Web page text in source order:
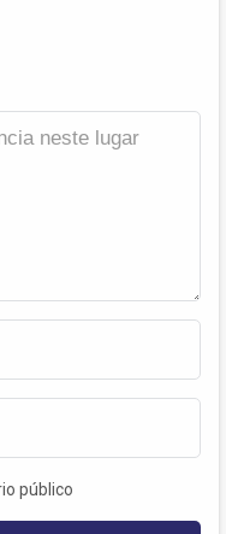
público